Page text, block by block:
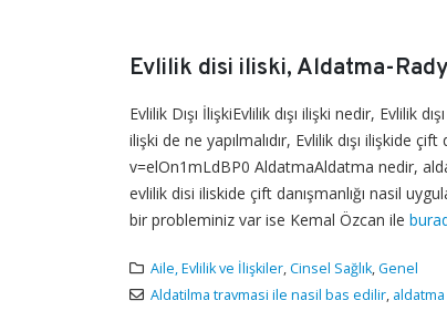
Evlilik disi iliski, Aldatma-
Evlilik Dışı İlişkiEvlilik dışı ilişki nedir, Evlilik
ilişki de ne yapılmalıdır, Evlilik dışı ilişkide
v=elOn1mLdBP0 AldatmaAldatma nedir,
evlilik disi iliskide çift danışmanlığı nasil
bir probleminiz var ise Kemal Özcan ile
Aile, Evlilik ve İlişkiler,Cinsel Sağlık,Genel
Aldatilma travmasi ile nasil bas edilir,